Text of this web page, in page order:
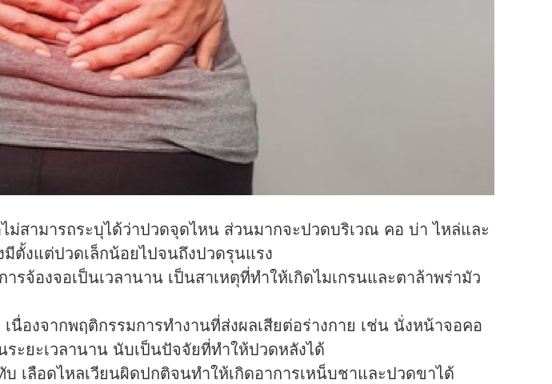
ม่สามารถระบุได้ว่าปวดจุดไหน ส่วนมากจะปวดบริเวณ คอ บ่า ไหล่และ
ตั้งแต่ปวดเล็กน้อยไปจนถึงปวดรุนแรง
รจ้องจอเป็นเวลานาน เป็นสาเหตุที่ทำให้เกิดไมเกรนและตาล้าพร่ามัว
องจากพฤติกรรมการทำงานที่ส่งผลเสียต่อร่างกาย เช่น นั่งหน้าจอคอ
ะยะเวลานาน นับเป็นปัจจัยที่ทำให้ปวดหลังได้
เลือดไหลเวียนผิดปกติจนทำให้เกิดอาการเหน็บชาและปวดขาได้